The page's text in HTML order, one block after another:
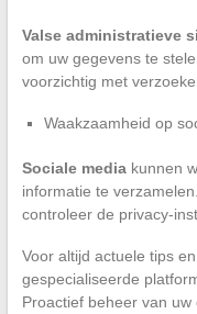
Valse administratieve
om uw gegevens te
voorzichtig met
Waakzaamheid op
Sociale mediakunnen
informatie te
controleer de privacy-
Voor altijd actuele tips
gespecialiseerde
Proactief beheer van